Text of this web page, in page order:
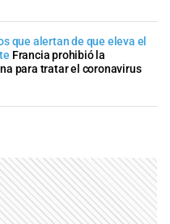
que alertan de que eleva el
Francia prohibió la
para tratar el coronavirus